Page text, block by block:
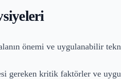
önemi ve uygulanabilir
gereken kritik faktörler ve